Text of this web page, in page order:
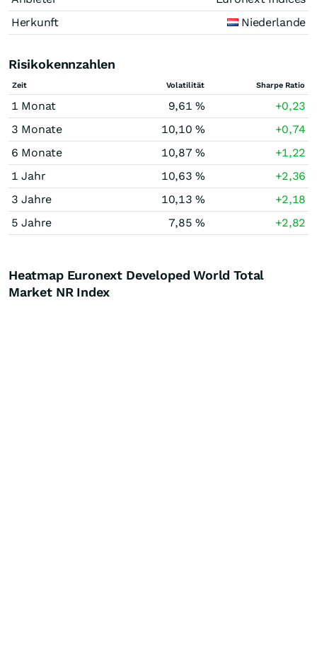
Herkunft
Niederlande
Risikokennzahlen
Zeit Volatilität Sharpe Ratio
1 Monat 9,61 %
+0,23
3 Monate
10,10 %
+0,74
6 Monate
10,87 %
+1,22
1 Jahr
10,63 %
+2,36
3 Jahre
10,13 %
+2,18
5 Jahre
7,85 % +2,82
Heatmap Euronext Developed World Total
Market NR Index